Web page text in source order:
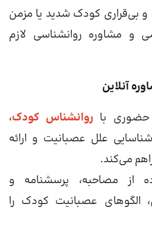
بی‌قراری کودک شدید یا مزمن
و مشاوره روانشناسی لازم
آنلاین
حضوری با روانشناس کودک،
علل عصبانیت و ارائه
می‌کند.
از مصاحبه، پرسشنامه و
الگوهای عصبانیت کودک را